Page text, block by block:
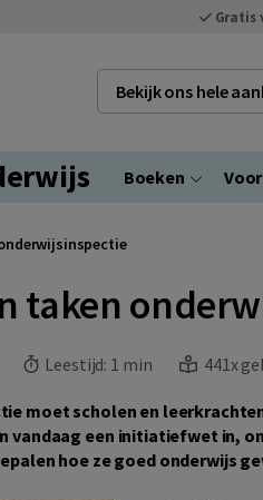
Gratis
Bekijk ons hele
Boeken
taken
Leestijd: 1 min 441x
moet scholen en
vandaag een initiatiefwet in,
hoe ze goed onderwijs